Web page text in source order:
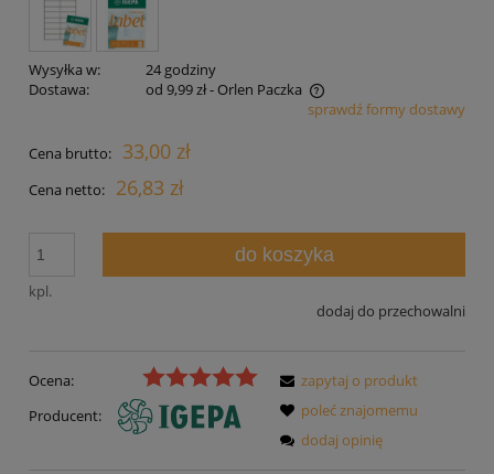
Wysyłka w:
24 godziny
Dostawa:
od 9,99 zł- Orlen Paczka
Cena nie zawiera ewentualnych kosztów płatnościsprawdź formy dostawy
Cena brutto: 33,00 zł
Cena netto: 26,83 zł
kpl.
do koszyka
dodaj do przechowalni
Ocena:
Producent:
zapytaj o produkt
poleć znajomemu
dodaj opinię